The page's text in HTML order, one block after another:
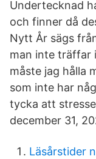
Undertecknad
och finner då
Nytt År sägs
man inte träffar
måste jag hålla
som inte har
tycka att
december 31,
Läsårstider